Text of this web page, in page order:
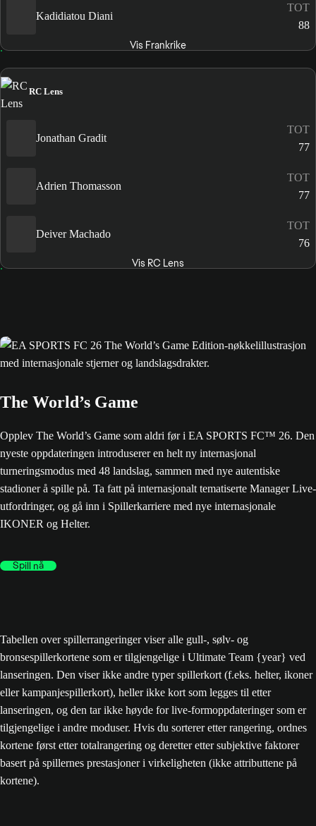
Kadidiatou Diani
TOT
88
Vis Frankrike
RC Lens
Jonathan Gradit
TOT
77
Adrien Thomasson
TOT
77
Deiver Machado
TOT
76
Vis RC Lens
The World’s Game
Opplev The World’s Game som aldri før i EA SPORTS FC™ 26. Den
nyeste oppdateringen introduserer en helt ny internasjonal
turneringsmodus med 48 landslag, sammen med nye autentiske
stadioner å spille på. Ta fatt på internasjonalt tematiserte Manager Live-
utfordringer, og gå inn i Spillerkarriere med nye internasjonale
IKONER og Helter.
Spill nå
Tabellen over spillerrangeringer viser alle gull-, sølv- og
bronsespillerkortene som er tilgjengelige i Ultimate Team {year} ved
lanseringen. Den viser ikke andre typer spillerkort (f.eks. helter, ikoner
eller kampanjespillerkort), heller ikke kort som legges til etter
lanseringen, og den tar ikke høyde for live-formoppdateringer som er
tilgjengelige i andre moduser. Hvis du sorterer etter rangering, ordnes
kortene først etter totalrangering og deretter etter subjektive faktorer
basert på spillernes prestasjoner i virkeligheten (ikke attributtene på
kortene).